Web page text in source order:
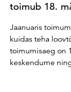
toimub 18.
Jaanuaris
kuidas teha
toimumisaeg on
keskendume